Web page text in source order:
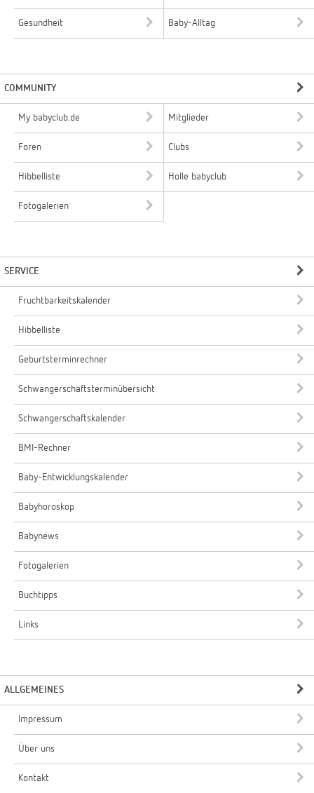
Gesundheit Baby-Alltag
COMMUNITY
My babyclub.de Mitglieder
Foren Clubs
Hibbelliste Holle babyclub
Fotogalerien
SERVICE
Fruchtbarkeitskalender
Hibbelliste
Geburtsterminrechner
Schwangerschaftsterminübersicht
Schwangerschaftskalender
BMI-Rechner
Baby-Entwicklungskalender
Babyhoroskop
Babynews
Fotogalerien
Buchtipps
Links
ALLGEMEINES
Impressum
Über uns
Kontakt